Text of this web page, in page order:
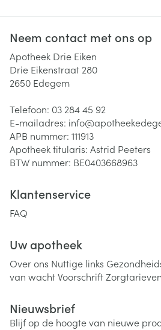
Neem contact met ons op
Apotheek Drie Eiken
Drie Eikenstraat 280
2650 Edegem
Telefoon: 03 284 45 92
E-mailadres: info@
APB nummer: 111913
Apotheek titularis: Astrid Peeters
BTW nummer: BE0403668963
Klantenservice
FAQ
Uw apotheek
Over ons Nuttige links
van wachtVoorschriftZorgtarieven
Nieuwsbrief
Blijf op de hoogte van nieuwe